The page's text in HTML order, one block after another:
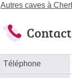
Autres caves à
Contact
Téléphone